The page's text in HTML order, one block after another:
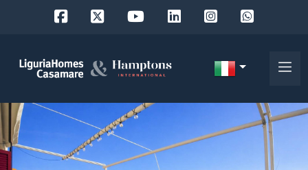
EN
FR
Scegli
cercare